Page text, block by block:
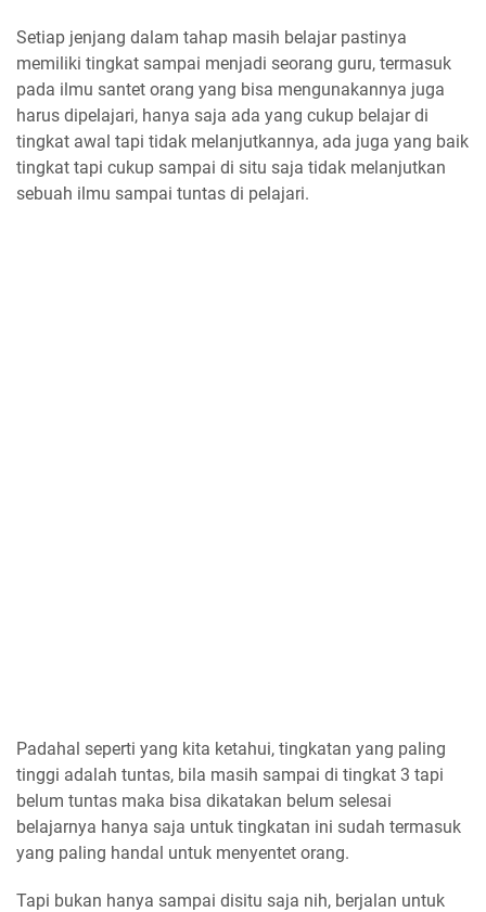
Setiap jenjang dalam tahap masih belajar pastinya
memiliki tingkat sampai menjadi seorang guru, termasuk
pada ilmu santet orang yang bisa mengunakannya juga
harus dipelajari, hanya saja ada yang cukup belajar di
tingkat awal tapi tidak melanjutkannya, ada juga yang baik
tingkat tapi cukup sampai di situ saja tidak melanjutkan
sebuah ilmu sampai tuntas di pelajari.
Padahal seperti yang kita ketahui, tingkatan yang paling
tinggi adalah tuntas, bila masih sampai di tingkat 3 tapi
belum tuntas maka bisa dikatakan belum selesai
belajarnya hanya saja untuk tingkatan ini sudah termasuk
yang paling handal untuk menyentet orang.
Tapi bukan hanya sampai disitu saja nih, berjalan untuk